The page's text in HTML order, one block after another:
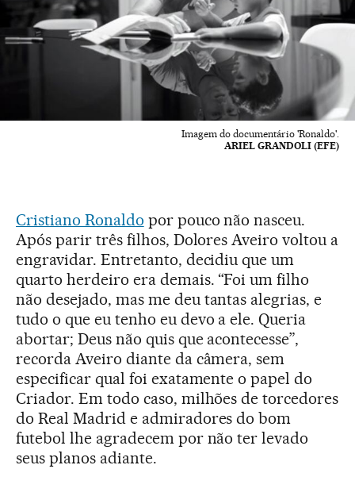
Imagem do documentário 'Ronaldo'.
ARIEL GRANDOLI (EFE)
Cristiano Ronaldo por pouco não nasceu.
Após parir três filhos, Dolores Aveiro voltou a
engravidar. Entretanto, decidiu que um
quarto herdeiro era demais. “Foi um filho
não desejado, mas me deu tantas alegrias, e
tudo o que eu tenho eu devo a ele. Queria
abortar; Deus não quis que acontecesse”,
recorda Aveiro diante da câmera, sem
especificar qual foi exatamente o papel do
Criador. Em todo caso, milhões de torcedores
do Real Madrid e admiradores do bom
futebol lhe agradecem por não ter levado
seus planos adiante.